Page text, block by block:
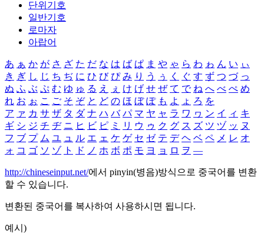
단위기호
일반기호
로마자
아랍어
あ ぁ か が さ ざ た だ な は ば ぱ ま や ゃ ら わ ゎ ん い ぃ
き ぎ し じ ち ぢ に ひ び ぴ み り う ぅ く ぐ す ず つ づ っ
ぬ ふ ぶ ぷ む ゆ ゅ る え ぇ け げ せ ぜ て で ね へ べ ぺ め
れ お ぉ こ ご そ ぞ と ど の ほ ぼ ぽ も よ ょ ろ を
ア ァ カ サ ザ タ ダ ナ ハ バ パ マ ヤ ャ ラ ワ ヮ ン イ ィ キ
ギ シ ジ チ ヂ ニ ヒ ビ ピ ミ リ ウ ゥ ク グ ス ズ ツ ヅ ッ ヌ
フ ブ プ ム ユ ュ ル エ ェ ケ ゲ セ ゼ テ デ ヘ ベ ペ メ レ オ
ォ コ ゴ ソ ゾ ト ド ノ ホ ボ ポ モ ヨ ョ ロ ヲ ―
http://chineseinput.net/에서 pinyin(병음)방식으로 중국어를 변환
할 수 있습니다.
변환된 중국어를 복사하여 사용하시면 됩니다.
예시)